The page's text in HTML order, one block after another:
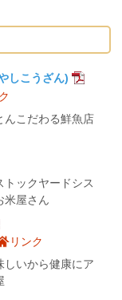
しこうざん)
んこだわる鮮魚店
ックヤードシス
米屋さん
リンク
しいから健康にア